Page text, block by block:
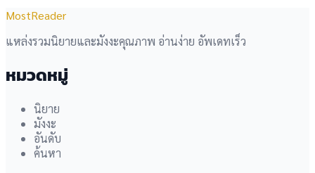
MostReader
แหล่งรวมนิยายและมังงะคุณภาพ อ่านง่าย อัพเดทเร็ว
หมวดหมู่
นิยาย
มังงะ
อันดับ
ค้นหา